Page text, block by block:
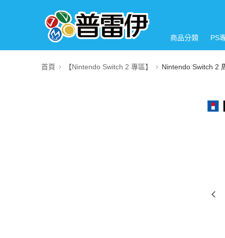
商品分類 PS
首頁 【Nintendo Switch 2 專區】 Nintendo Switch 2